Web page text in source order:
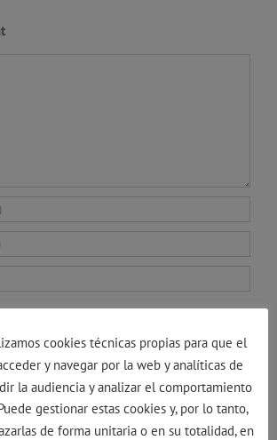
la próxima vez que comente.
cookies técnicas propias para que el
y navegar por la web y analíticas de
la audiencia y analizar el comportamiento
gestionar estas cookies y, por lo tanto,
de forma unitaria o en su totalidad, en